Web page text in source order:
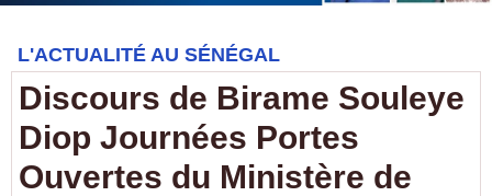
L'ACTUALITÉ AU SÉNÉGAL
Discours de Birame Souleye
Diop Journées Portes
Ouvertes du Ministère de